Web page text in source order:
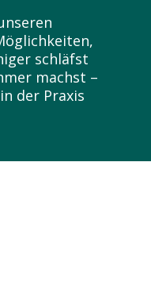
schläfst
machst –
der Praxis